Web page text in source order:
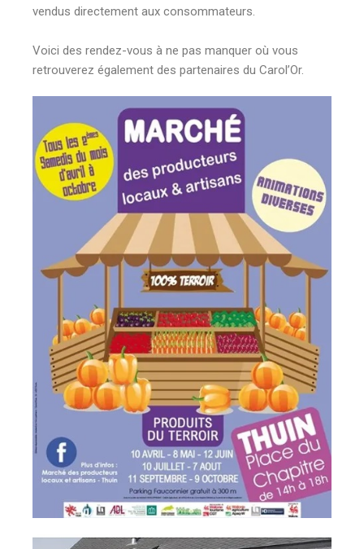
vendus directement aux consommateurs.
Voici des rendez-vous à ne pas manquer où vous
retrouverez également des partenaires du Carol’Or.